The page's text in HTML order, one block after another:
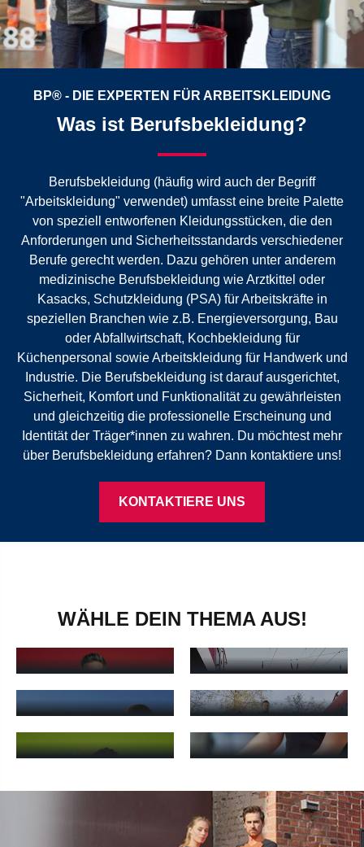
BP® - DIE EXPERTEN FÜR ARBEITSKLEIDUNG
Was ist Berufsbekleidung?
Berufsbekleidung (häufig wird auch der Begriff
"Arbeitskleidung" verwendet) umfasst eine breite Palette
von speziell entworfenen Kleidungsstücken, die den
Anforderungen und Sicherheitsstandards verschiedener
Berufe gerecht werden. Dazu gehören unter anderem
medizinische Berufsbekleidung wie Arztkittel oder
Kasacks, Schutzkleidung (PSA) für Arbeitskräfte in
speziellen Branchen wie z.B. Energieversorgung, Bau
oder Abfallwirtschaft, Kochbekleidung für
Küchenpersonal sowie Arbeitskleidung für Handwerk und
Industrie. Die Berufsbekleidung ist darauf ausgerichtet,
Sicherheit, Komfort und Funktionalität zu gewährleisten
und gleichzeitig die professionelle Erscheinung und
Identität der Träger*innen zu wahren. Du möchtest mehr
über Berufsbekleidung erfahren? Dann kontaktiere uns!
KONTAKTIERE UNS
WÄHLE DEIN THEMA AUS!
Produktneuheiten - mehr erfahren
BP® SUCCESS
BP® Success Stories - mehr
BP®
SCHUTZKLEIDUNG
BP® Schutzkleidung - mehr erfahren
BP® WORKWEAR
BP® Workwear - mehr
BP® MED & CARE
ARBEITSKLEIDUNG
ALLGEMEIN
Arbeitskleidung allgemein -